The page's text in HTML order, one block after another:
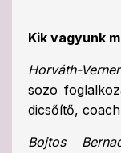
Kik vagyunk
Horváth-
sozo
dicsőítő,
Bojtos